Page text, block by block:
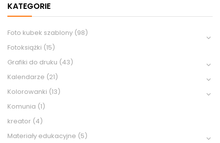
KATEGORIE
Foto kubek szablony (98)
Fotoksiążki (15)
Grafiki do druku (43)
Kalendarze (21)
Kolorowanki (13)
Komunia (1)
kreator (4)
Materiały edukacyjne (5)